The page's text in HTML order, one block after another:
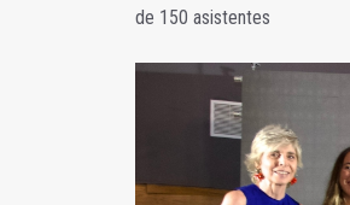
de 150 asistentes